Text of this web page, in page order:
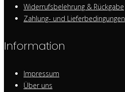
Widerrufsbelehrung & Rückgabe
Zahlung- und Lieferbedingungen
Information
Impressum
Über uns